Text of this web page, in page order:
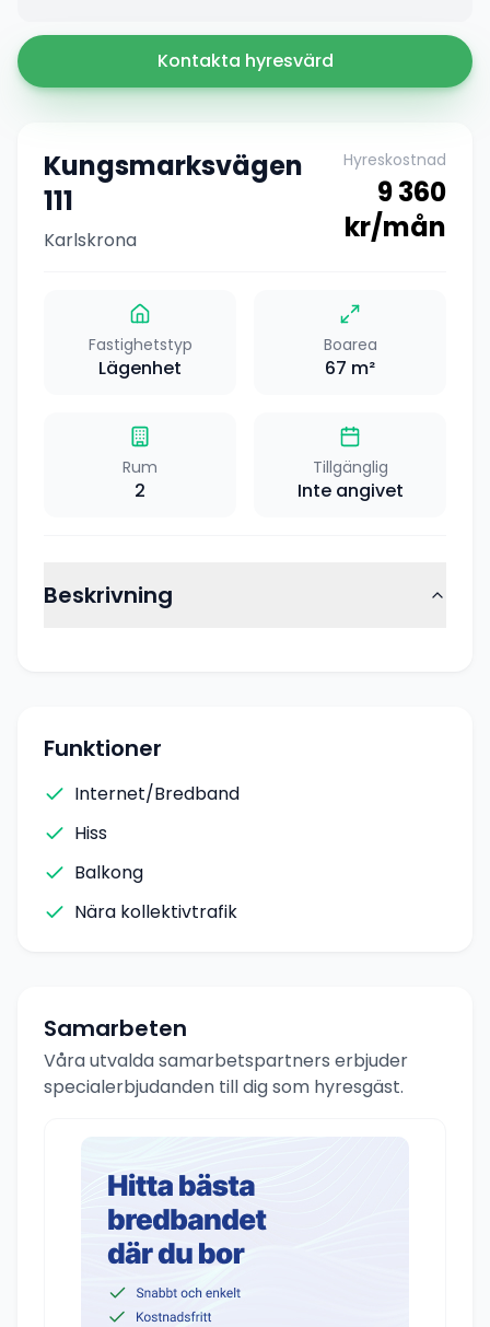
Kontakta hyresvärd
Kungsmarksvägen
111
Karlskrona
Hyreskostnad
9 360
kr/mån
Fastighetstyp
Lägenhet
Boarea
67 m²
Rum
2
Tillgänglig
Inte angivet
Beskrivning
Funktioner
Internet/Bredband
Hiss
Balkong
Nära kollektivtrafik
Samarbeten
Våra utvalda samarbetspartners erbjuder
specialerbjudanden till dig som hyresgäst.